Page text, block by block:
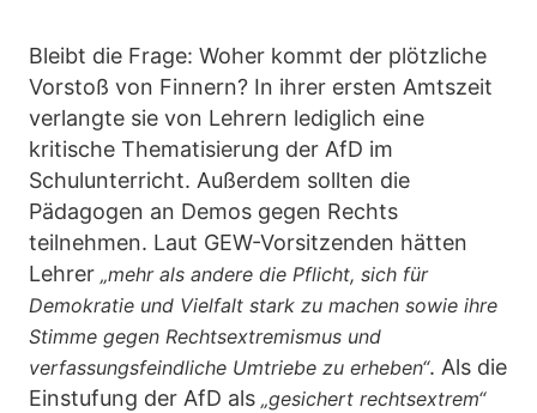
Bleibt die Frage: Woher kommt der plötzliche
Vorstoß von Finnern? In ihrer ersten Amtszeit
verlangte sie von Lehrern lediglich eine
kritische Thematisierung der AfD im
Schulunterricht. Außerdem sollten die
Pädagogen an Demos gegen Rechts
teilnehmen. Laut GEW-Vorsitzenden hätten
Lehrer „mehr als andere die Pflicht, sich für
Demokratie und Vielfalt stark zu machen sowie ihre
Stimme gegen Rechtsextremismus und
verfassungsfeindliche Umtriebe zu erheben“. Als die
Einstufung der AfD als „gesichert rechtsextrem“